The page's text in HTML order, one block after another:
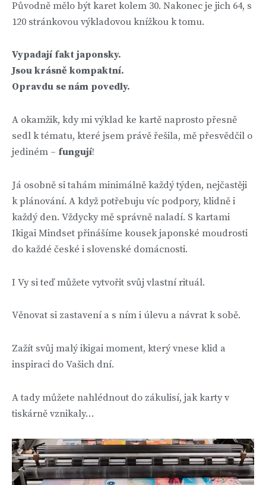
Původně mělo být karet kolem 30. Nakonec je jich 64, s
120 stránkovou výkladovou knížkou k tomu.
Vypadají fakt japonsky.
Jsou krásně kompaktní.
Opravdu se nám povedly.
A okamžik, kdy mi výklad ke kartě naprosto přesně
sedl k tématu, které jsem právě řešila, mě přesvědčil o
jediném – fungují!
Já osobně si tahám minimálně každý týden, nejčastěji
k plánování. A když potřebuju víc podpory, klidně i
každý den. Vždycky mě správně naladí. S kartami
Ikigai Mindset přinášíme kousek japonské moudrosti
do každé české i slovenské domácnosti.
I Vy si teď můžete vytvořit svůj vlastní rituál.
Věnovat si zastavení a s ním i úlevu a návrat k sobě.
Zažít svůj malý ikigai moment, který vnese klid a
inspiraci do Vašich dní.
A tady můžete nahlédnout do zákulisí, jak karty v
tiskárně vznikaly…